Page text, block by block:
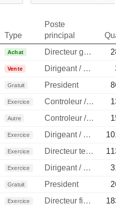
Type
Poste
principal
Achat Directeur general
Vente Dirigeant / cadre principal
Gratuit President
Exercice Controleur / auditeur
Autre Controleur / auditeur
Exercice Dirigeant / cadre principal
Exercice Directeur technique
Exercice Dirigeant / cadre principal
Gratuit President
Exercice Directeur financier